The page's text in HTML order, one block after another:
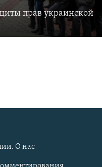
прав украинской
О нас